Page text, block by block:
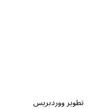
تطوير ووردبريس